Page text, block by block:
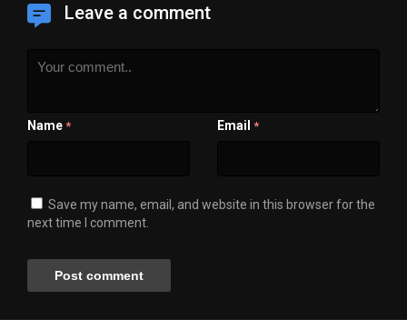
Leave a comment
Name * Email *
Save my name, email, and website in this browser for the
next time I comment.